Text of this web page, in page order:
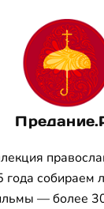
года собираем
— более